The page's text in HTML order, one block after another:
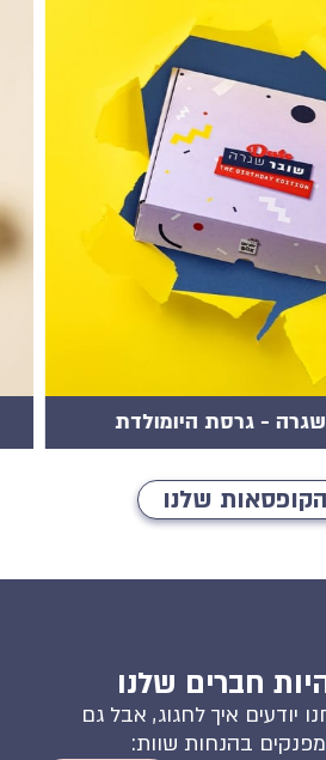
- גרסת היומולדת
שלנו
חברים שלנו
יודעים איך לחגוג, אבל גם
מפנקים בהנחות שוות: